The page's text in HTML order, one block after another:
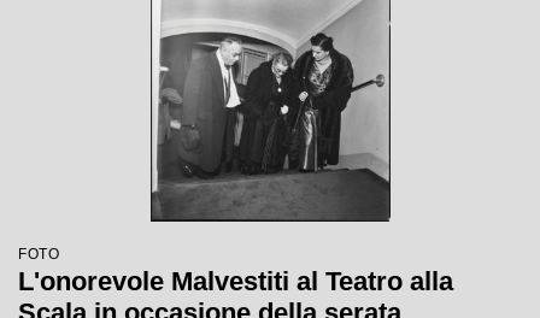
FOTO
L'onorevole Malvestiti al Teatro alla